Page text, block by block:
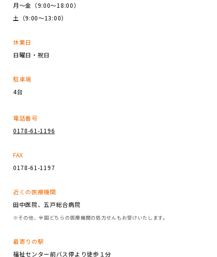
月～金（9:00～18:00）
土（9:00～13:00）
休業日
日曜日・祝日
駐車場
4台
電話番号
0178-61-1196
FAX
0178-61-1197
近くの医療機関
田中医院、五戸総合病院
※その他、全国どちらの医療機関の処方せんもお受けいたします。
最寄りの駅
福祉センター前バス停より徒歩１分